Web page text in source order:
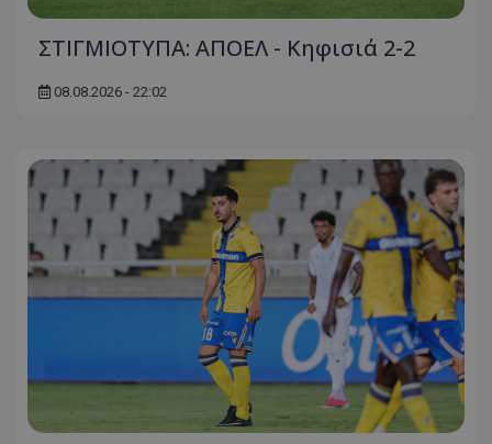
ΣΤΙΓΜΙΟΤΥΠΑ: ΑΠΟΕΛ - Κηφισιά 2-2
08.08.2026 - 22:02